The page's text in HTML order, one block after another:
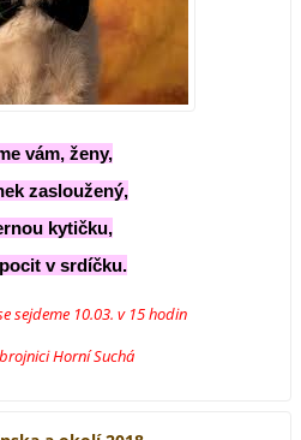
vám, ženy,
zasloužený,
kytičku,
v srdíčku.
sejdeme 10.03. v 15 hodin
Horní Suchá